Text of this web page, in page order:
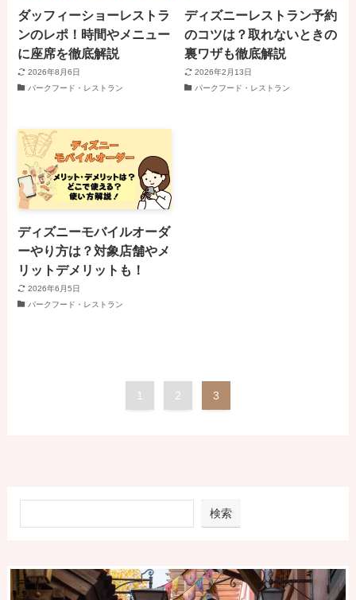
ダッフィーショーレストラ
ンのレポ！時間やメニュー
に座席を徹底解説
2026年8月6日
パークフード・レストラン
ディズニーレストラン予約
のコツは？取れないときの
裏ワザも徹底解説
2026年2月13日
パークフード・レストラン
ディズニーモバイルオーダ
ーやり方は？対象店舗やメ
リットデメリットも！
2026年6月5日
パークフード・レストラン
1 2 3
検索